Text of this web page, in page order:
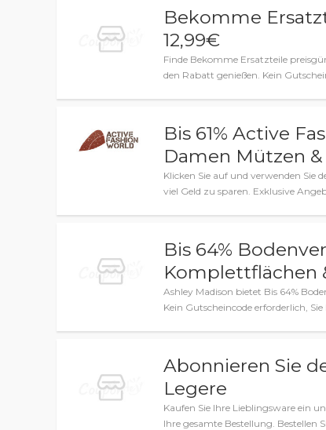
Bekomme
12,99€
Finde Bekomme Ersatzteile
den Rabatt genießen. Kein
Bis 61% Active
Damen Mützen
Klicken Sie auf und verwenden Sie
viel Geld zu sparen. Exklusive
Bis 64%
Komplettflächen
Ashley Madison bietet Bis 64%
Kein Gutscheincode erforderlich,
Abonnieren Sie
Legere
Kaufen Sie Ihre Lieblingsware ein
Ihre gesamte Bestellung. Bestellen